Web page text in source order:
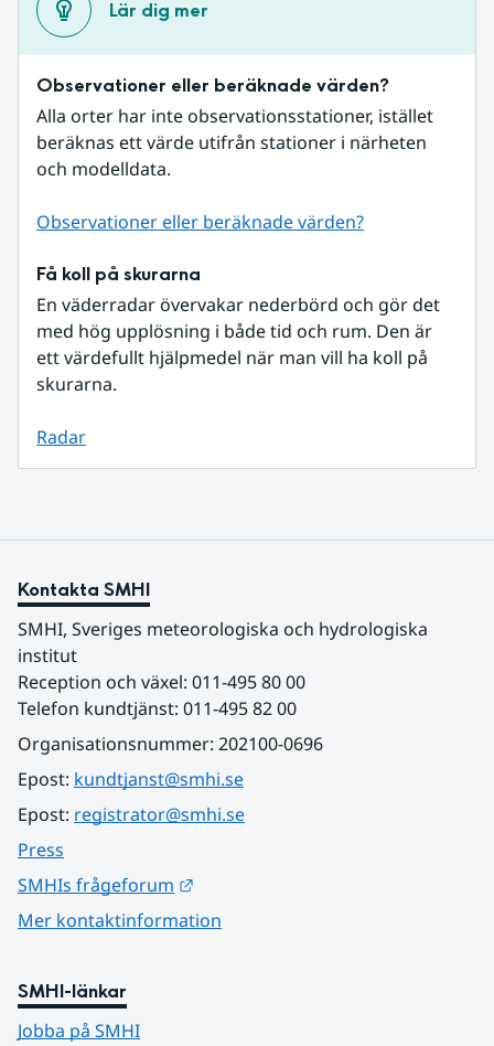
Lär dig mer
Observationer eller beräknade värden?
Alla orter har inte observationsstationer, istället
beräknas ett värde utifrån stationer i närheten
och modelldata.
Observationer eller beräknade värden?
Få koll på skurarna
En väderradar övervakar nederbörd och gör det
med hög upplösning i både tid och rum. Den är
ett värdefullt hjälpmedel när man vill ha koll på
skurarna.
Radar
Kontakta SMHI
SMHI, Sveriges meteorologiska och hydrologiska
institut
Reception och växel: 011-495 80 00
Telefon kundtjänst: 011-495 82 00
Organisationsnummer: 202100-0696
Epost: kundtjanst@smhi.se
Epost: registrator@smhi.se
Press
SMHIs frågeforum
Mer kontaktinformation
SMHI-länkar
Jobba på SMHI